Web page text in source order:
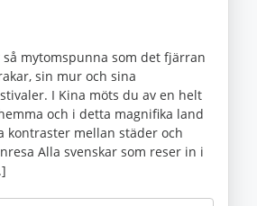
så mytomspunna som det fjärran
sin mur och sina
I Kina möts du av en helt
och i detta magnifika land
kontraster mellan städer och
Alla svenskar som reser in i